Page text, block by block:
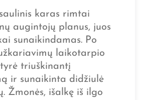
karas rimtai
augintojų planus, juos
sunaikindamas. Po
laikotarpio
triuškinantį
ir sunaikinta didžiulė
Žmonės, išalkę iš ilgo